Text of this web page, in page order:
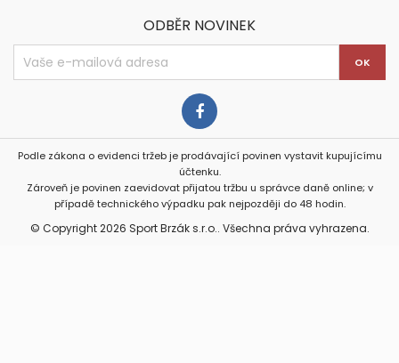
ODBĚR NOVINEK
Podle zákona o evidenci tržeb je prodávající povinen vystavit kupujícímu
účtenku.
Zároveň je povinen zaevidovat přijatou tržbu u správce daně online; v
případě technického výpadku pak nejpozději do 48 hodin.
© Copyright 2026 Sport Brzák s.r.o.. Všechna práva vyhrazena.